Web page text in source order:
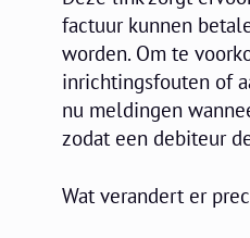
factuur kunnen
worden. Om te
inrichtingsfouten of
nu meldingen
zodat een debiteur
Wat verandert er